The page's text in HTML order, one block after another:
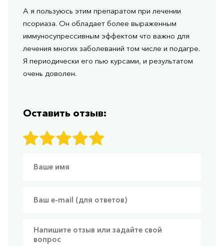
А я пользуюсь этим препаратом при лечении
псориаза. Он обладает более выраженным
иммуносупрессивным эффектом что важно для
лечения многих заболеваний том числе и подагре.
Я периодически его пью курсами, и результатом
очень доволен.
Оставить отзыв: